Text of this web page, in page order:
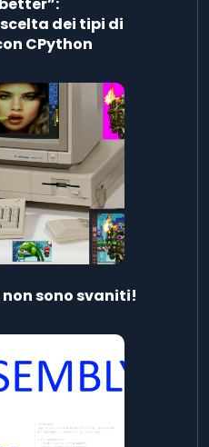
dei tipi di
CPython
non sono svaniti!